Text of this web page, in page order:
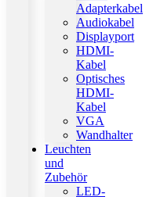
Adapterkabel
Audiokabel
Displayport
HDMI-
Kabel
Optisches
HDMI-
Kabel
VGA
Wandhalter
Leuchten
und
Zubehör
LED-